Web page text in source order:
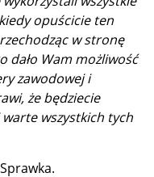
opuścicie ten
w stronę
dało Wam możliwość
zawodowej i
że będziecie
wszystkich tych